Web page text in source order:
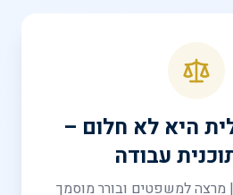
היא לא חלום –
עבודה
מרצה למשפטים ובורר מוסמך